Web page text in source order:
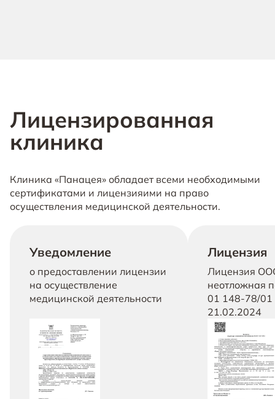
Лицензированная
клиника
Клиника «Панацея» обладает всеми необходимыми
сертификатами и лицензияими на право
осуществления медицинской деятельности.
Уведомление
о предоставлении лицензии
на осуществление
медицинской деятельности
Лицензия
Лицензия
неотложная
01 148-78/01
21.02.2024